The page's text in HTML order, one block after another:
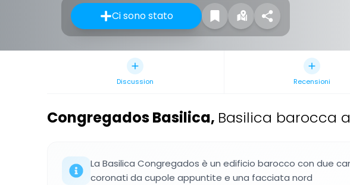
Ci sono stato
Discussion Recensioni
Congregados Basilica, Basilica barocca
La Basilica Congregados è un edificio barocco con due
coronati da cupole appuntite e una facciata nord